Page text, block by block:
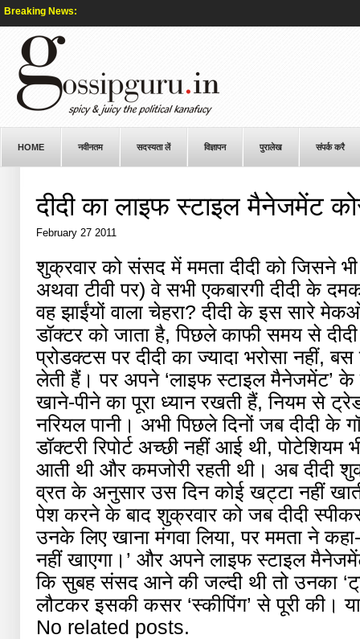
Breaking News:
HOME नवीनतम सदस्यता लें विज्ञापन पुरालेख संपर्क करै
दीदी का लाइफ स्टाइल मैनेजमेंट
February 27 2011
शुक्रवार को संसद में ममता दीदी को जिसने
अथवा टीवी पर) वे सभी एकबारगी दीदी के
वह झाईंयों वाला चेहरा? दीदी के इस सारे
डॉक्टर को जाता है, पिछले काफी समय से
प्रोडक्टस पर दीदी का ज्यादा भरोसा
लेती हैं। पर अपने ‘लाइफ स्टाइल मैनेजमेंट’
खाने-पीने का पूरा ध्यान रखती हैं, नियम से
नरियल पानी। अभी पिछले दिनों जब दीदी
डॉक्टरी रिपोर्ट अच्छी नहीं आई थी,
आती थी और कमजोरी रहती थी। अब दीदी
व्रत के अनुसार उस दिन कोई खट्टा नहीं
पेश करने के बाद शुक्रवार को जब दीदी
उनके लिए खाना मंगवा लिया, पर ममता ने
नहीं खाएगा।’ और अपने लाइफ स्टाइल मैनेजमेंट
कि सुबह संसद आने की जल्दी थी तो उनका
लौटकर इसकी कसर ‘स्कीपिंग’ से पूरी की।
No related posts.